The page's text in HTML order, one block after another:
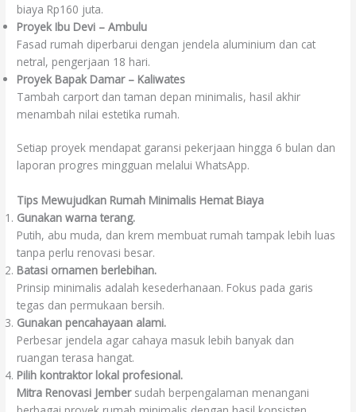
biaya Rp160 juta.
Proyek Ibu Devi – Ambulu
Fasad rumah diperbarui dengan jendela aluminium dan cat
netral, pengerjaan 18 hari.
Proyek Bapak Damar – Kaliwates
Tambah carport dan taman depan minimalis, hasil akhir
menambah nilai estetika rumah.
Setiap proyek mendapat garansi pekerjaan hingga 6 bulan dan
laporan progres mingguan melalui WhatsApp.
Tips Mewujudkan Rumah Minimalis Hemat Biaya
Gunakan warna terang.
Putih, abu muda, dan krem membuat rumah tampak lebih luas
tanpa perlu renovasi besar.
Batasi ornamen berlebihan.
Prinsip minimalis adalah kesederhanaan. Fokus pada garis
tegas dan permukaan bersih.
Gunakan pencahayaan alami.
Perbesar jendela agar cahaya masuk lebih banyak dan
ruangan terasa hangat.
Pilih kontraktor lokal profesional.
Mitra Renovasi Jembersudah berpengalaman menangani